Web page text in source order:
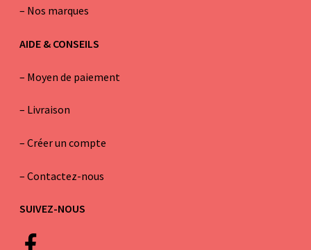
– Nos marques
AIDE & CONSEILS
– Moyen de paiement
– Livraison
– Créer un compte
– Contactez-nous
SUIVEZ-NOUS